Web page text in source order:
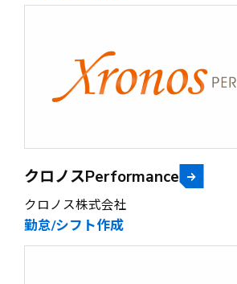
クロノスPerformance
クロノス株式会社
勤怠/シフト作成